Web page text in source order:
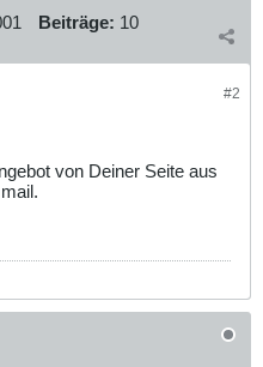
Beiträge: 10
#2
von Deiner Seite aus